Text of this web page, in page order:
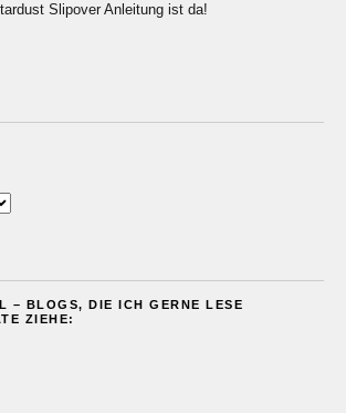
Slipover Anleitung ist da!
– BLOGS, DIE ICH GERNE LESE
ZIEHE: